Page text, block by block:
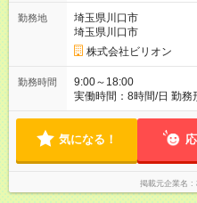
た勤務時間については別途残業代
円～650万円 ★賞与あり
分。ただし業績によって
ティブ支給 (内訳) 基本
時間分） ※15時間を超過した場合
準。 ですが―― 技術力 ×
→ 案件単価アップ ✔ オプション売上の【30％】を インセン
ティブとして還元 ━━━━━━━━━━━━━━━━
力次第で高収入が可能
結します。 【試用期間】試用期間あり 試用期間の長さ：3ヶ月
雇用形態、給与は本採用
勤務地
埼玉県川口市
埼玉県川口市
株式会社ビリオン
勤務時間
9:00～18:00
実働時間：8時間/日 勤務
休相談可） ⏰9:00～18:00内 実働8時間目安 現場終了次第帰宅
気になる！
掲載元企業名